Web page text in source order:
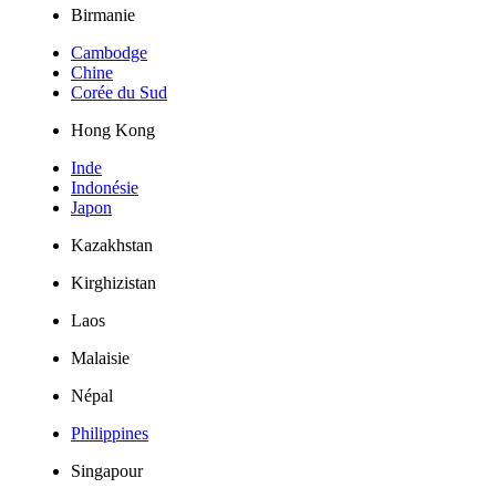
Birmanie
Cambodge
Chine
Corée du Sud
Hong Kong
Inde
Indonésie
Japon
Kazakhstan
Kirghizistan
Laos
Malaisie
Népal
Philippines
Singapour